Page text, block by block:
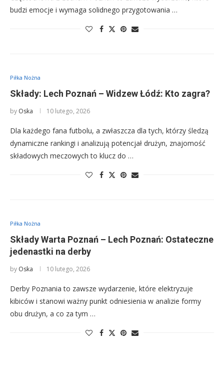
budzi emocje i wymaga solidnego przygotowania …
Piłka Nożna
Składy: Lech Poznań – Widzew Łódź: Kto zagra?
by Oska 10 lutego, 2026
Dla każdego fana futbolu, a zwłaszcza dla tych, którzy śledzą
dynamiczne rankingi i analizują potencjał drużyn, znajomość
składowych meczowych to klucz do …
Piłka Nożna
Składy Warta Poznań – Lech Poznań: Ostateczne
jedenastki na derby
by Oska 10 lutego, 2026
Derby Poznania to zawsze wydarzenie, które elektryzuje
kibiców i stanowi ważny punkt odniesienia w analizie formy
obu drużyn, a co za tym …